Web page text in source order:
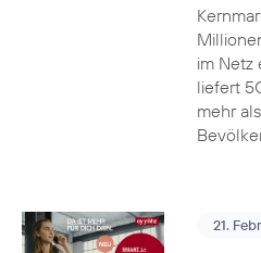
im Netz
liefert
mehr
21.